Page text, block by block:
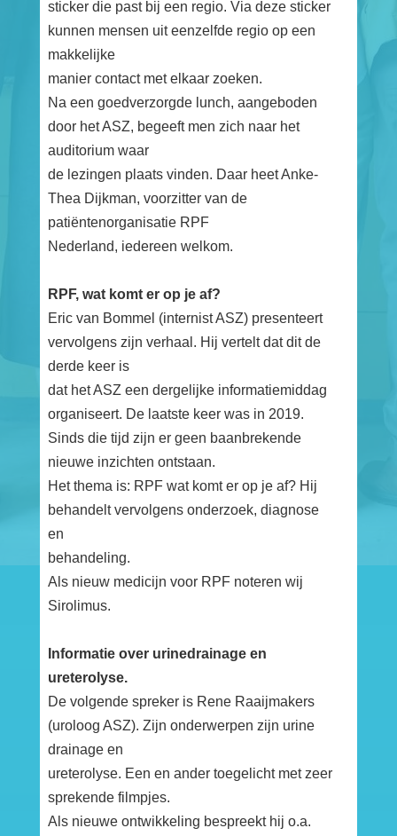
sticker die past bij een regio. Via deze sticker
kunnen mensen uit eenzelfde regio op een
makkelijke
manier contact met elkaar zoeken.
Na een goedverzorgde lunch, aangeboden
door het ASZ, begeeft men zich naar het
auditorium waar
de lezingen plaats vinden. Daar heet Anke-
Thea Dijkman, voorzitter van de
patiëntenorganisatie RPF
Nederland, iedereen welkom.
RPF, wat komt er op je af?
Eric van Bommel (internist ASZ) presenteert
vervolgens zijn verhaal. Hij vertelt dat dit de
derde keer is
dat het ASZ een dergelijke informatiemiddag
organiseert. De laatste keer was in 2019.
Sinds die tijd zijn er geen baanbrekende
nieuwe inzichten ontstaan.
Het thema is: RPF wat komt er op je af? Hij
behandelt vervolgens onderzoek, diagnose
en
behandeling.
Als nieuw medicijn voor RPF noteren wij
Sirolimus.
Informatie over urinedrainage en
ureterolyse.
De volgende spreker is Rene Raaijmakers
(uroloog ASZ). Zijn onderwerpen zijn urine
drainage en
ureterolyse. Een en ander toegelicht met zeer
sprekende filmpjes.
Als nieuwe ontwikkeling bespreekt hij o.a.